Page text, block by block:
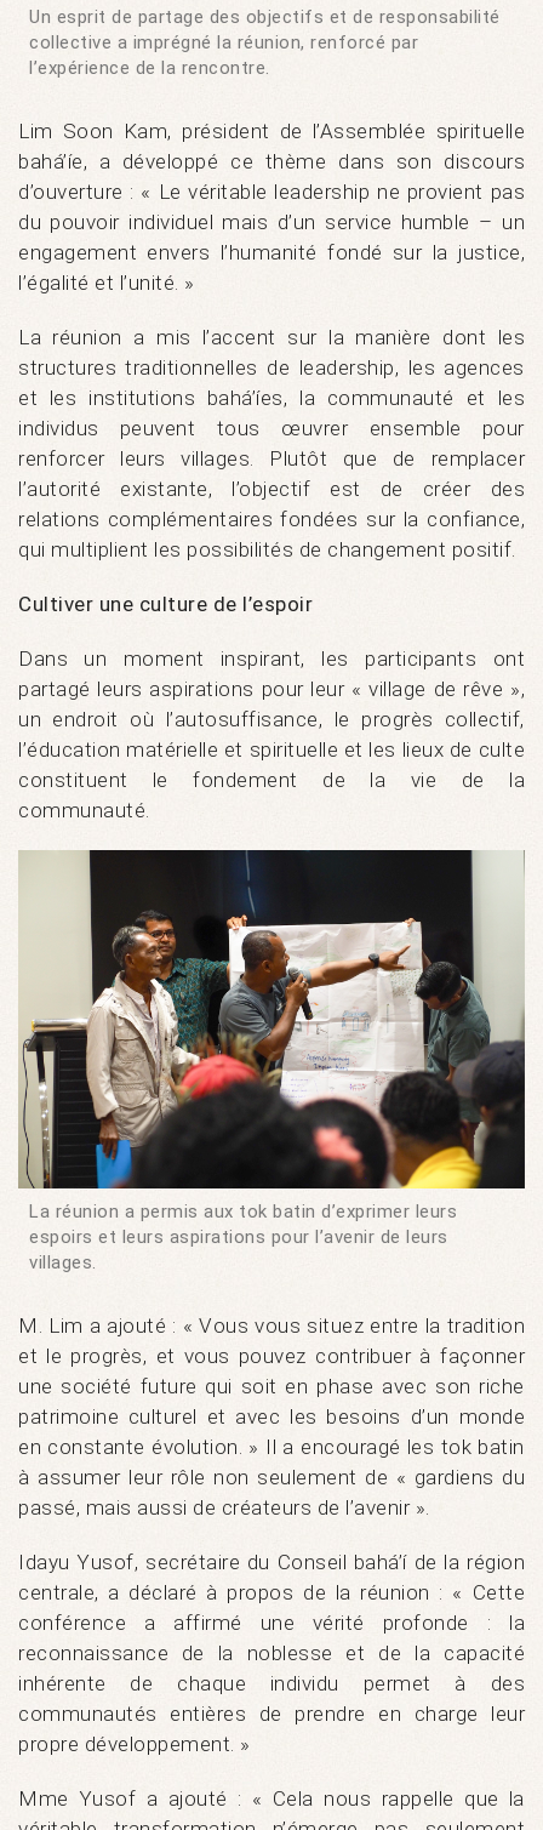
Un esprit de partage des objectifs et de responsabilité
collective a imprégné la réunion, renforcé par
l’expérience de la rencontre.
Lim Soon Kam, président de l’Assemblée spirituelle
bahá’íe, a développé ce thème dans son discours
d’ouverture : « Le véritable leadership ne provient pas
du pouvoir individuel mais d’un service humble – un
engagement envers l’humanité fondé sur la justice,
l’égalité et l’unité. »
La réunion a mis l’accent sur la manière dont les
structures traditionnelles de leadership, les agences
et les institutions bahá’íes, la communauté et les
individus peuvent tous œuvrer ensemble pour
renforcer leurs villages. Plutôt que de remplacer
l’autorité existante, l’objectif est de créer des
relations complémentaires fondées sur la confiance,
qui multiplient les possibilités de changement positif.
Cultiver une culture de l’espoir
Dans un moment inspirant, les participants ont
partagé leurs aspirations pour leur « village de rêve »,
un endroit où l’autosuffisance, le progrès collectif,
l’éducation matérielle et spirituelle et les lieux de culte
constituent le fondement de la vie de la
communauté.
La réunion a permis aux tok batin d’exprimer leurs
espoirs et leurs aspirations pour l’avenir de leurs
villages.
M. Lim a ajouté : « Vous vous situez entre la tradition
et le progrès, et vous pouvez contribuer à façonner
une société future qui soit en phase avec son riche
patrimoine culturel et avec les besoins d’un monde
en constante évolution. » Il a encouragé les tok batin
à assumer leur rôle non seulement de « gardiens du
passé, mais aussi de créateurs de l’avenir ».
Idayu Yusof, secrétaire du Conseil bahá’í de la région
centrale, a déclaré à propos de la réunion : « Cette
conférence a affirmé une vérité profonde : la
reconnaissance de la noblesse et de la capacité
inhérente de chaque individu permet à des
communautés entières de prendre en charge leur
propre développement. »
Mme Yusof a ajouté : « Cela nous rappelle que la